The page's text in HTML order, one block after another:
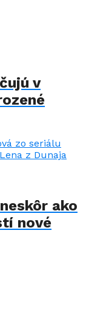
v
ako
nové